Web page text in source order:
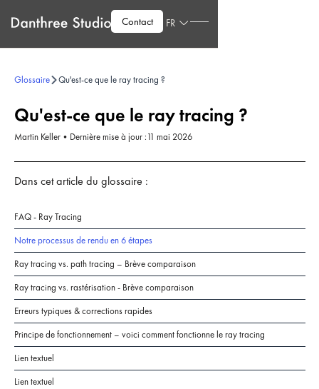
Contact FR
Glossaire Qu'est-ce que le ray tracing ?
Qu'est-ce que le ray tracing ?
Martin Keller• Dernière mise à jour :11 mai 2026
Dans cet article du glossaire :
FAQ - Ray Tracing
Notre processus de rendu en 6 étapes
Ray tracing vs. path tracing – Brève comparaison
Ray tracing vs. rastérisation - Brève comparaison
Erreurs typiques & corrections rapides
Principe de fonctionnement – voici comment fonctionne le ray tracing
Lien textuel
Lien textuel